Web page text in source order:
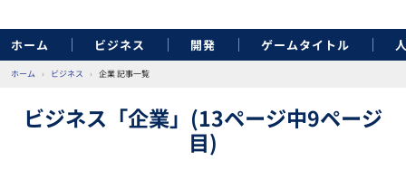
ホーム ビジネス 開発 ゲームタイトル
ホーム › ビジネス › 企業 記事一覧
ビジネス「企業」(13ページ中9ページ
目)